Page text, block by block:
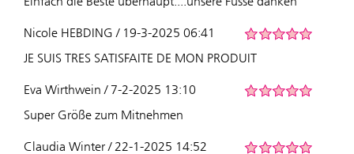
Nicole HEBDING / 19-3-2025 06:41
JE SUIS TRES SATISFAITE DE MON PRODUIT
Eva Wirthwein / 7-2-2025 13:10
Super Größe zum Mitnehmen
Claudia Winter / 22-1-2025 14:52